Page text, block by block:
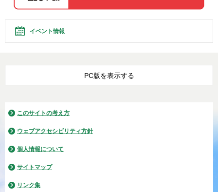
イベント情報
PC版を表示する
このサイトの考え方
ウェブアクセシビリティ方針
個人情報について
サイトマップ
リンク集